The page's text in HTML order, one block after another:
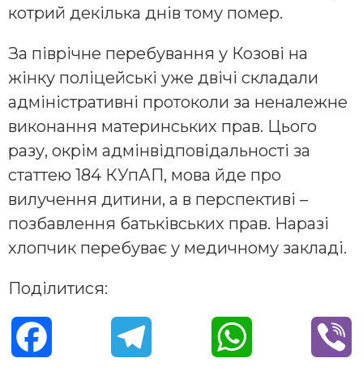
котрий декілька днів тому помер.
За піврічне перебування у Козові на
жінку поліцейські уже двічі складали
адміністративні протоколи за неналежне
виконання материнських прав. Цього
разу, окрім адмінвідповідальності за
статтею 184 КУпАП, мова йде про
вилучення дитини, а в перспективі –
позбавлення батьківських прав. Наразі
хлопчик перебуває у медичному закладі.
Поділитися: